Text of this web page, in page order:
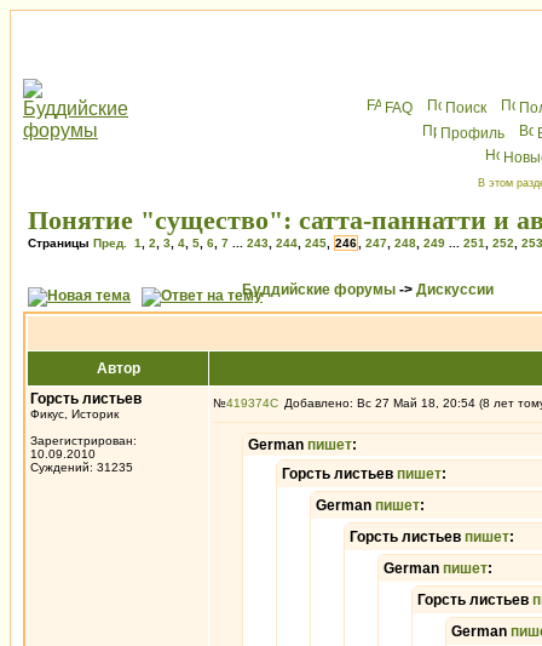
FAQ Поиск
Профиль
В этом
Понятие "существо": сатта-паннатти и
Страницы Пред. 1 2 3 4 5 6 7 243 244 245 246 247 248 249 251 252 253
Буддийские форумы -> Дискуссии
Автор
Горсть листьев
Фикус, Историк
Зарегистрирован:
10.09.2010
Суждений: 31235
№419374 Добавлено: Вс 27 Май 18, 20:54 (8 лет
German пишет:
Горсть листьев пишет:
German пишет:
Горсть листьев пишет:
German пишет:
Горсть листьев
German